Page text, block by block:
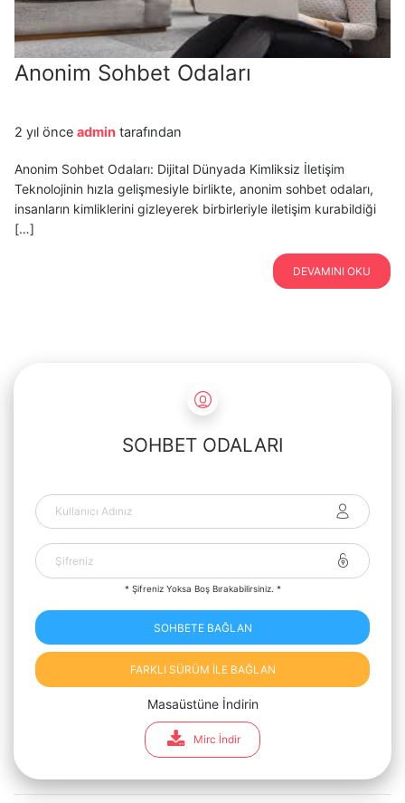
Anonim Sohbet Odaları
2 yıl önce admin tarafından
Anonim Sohbet Odaları: Dijital Dünyada Kimliksiz İletişim
Teknolojinin hızla gelişmesiyle birlikte, anonim sohbet odaları,
insanların kimliklerini gizleyerek birbirleriyle iletişim kurabildiği
[…]
DEVAMINI OKU
SOHBET ODALARI
* Şifreniz Yoksa Boş Bırakabilirsiniz. *
SOHBETE BAĞLAN
FARKLI SÜRÜM İLE BAĞLAN
Masaüstüne İndirin
Mirc İndir